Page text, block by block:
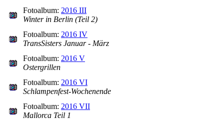
Fotoalbum: 2016 III
Winter in Berlin (Teil 2)
Fotoalbum: 2016 IV
TransSisters Januar - März
Fotoalbum: 2016 V
Ostergrillen
Fotoalbum: 2016 VI
Schlampenfest-Wochenende
Fotoalbum: 2016 VII
Mallorca Teil 1